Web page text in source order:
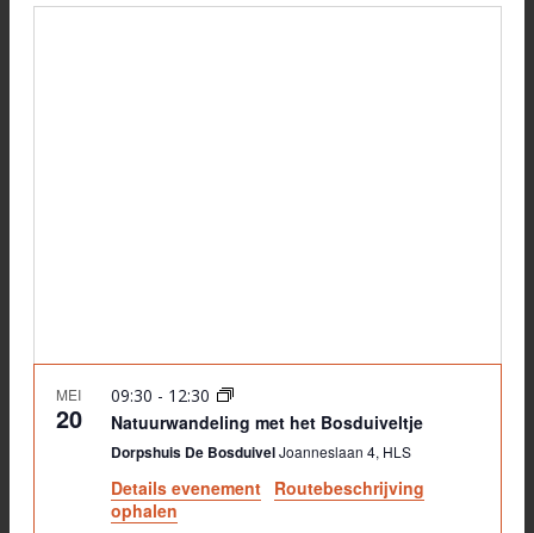
MEI
20 Natuurwandeling met het Bosduiveltje
09:30 - 12:30
Dorpshuis De Bosduivel Joanneslaan 4, HLS
Details evenement
Routebeschrijving
ophalen